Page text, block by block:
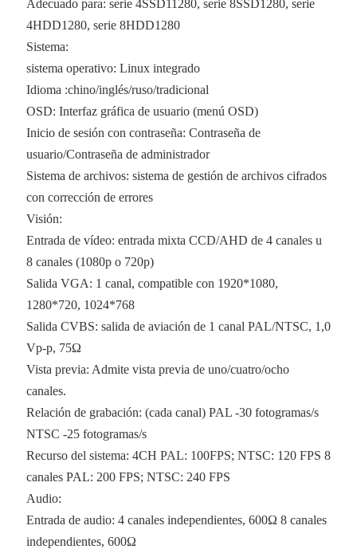
Adecuado para: serie 4SSD11280, serie 8SSD1280, serie
4HDD1280, serie 8HDD1280
Sistema:
sistema operativo: Linux integrado
Idioma :chino/inglés/ruso/tradicional
OSD: Interfaz gráfica de usuario (menú OSD)
Inicio de sesión con contraseña: Contraseña de
usuario/Contraseña de administrador
Sistema de archivos: sistema de gestión de archivos cifrados
con corrección de errores
Visión:
Entrada de vídeo: entrada mixta CCD/AHD de 4 canales u
8 canales (1080p o 720p)
Salida VGA: 1 canal, compatible con 1920*1080,
1280*720, 1024*768
Salida CVBS: salida de aviación de 1 canal PAL/NTSC, 1,0
Vp-p, 75Ω
Vista previa: Admite vista previa de uno/cuatro/ocho
canales.
Relación de grabación: (cada canal) PAL -30 fotogramas/s
NTSC -25 fotogramas/s
Recurso del sistema: 4CH PAL: 100FPS; NTSC: 120 FPS 8
canales PAL: 200 FPS; NTSC: 240 FPS
Audio:
Entrada de audio: 4 canales independientes, 600Ω 8 canales
independientes, 600Ω